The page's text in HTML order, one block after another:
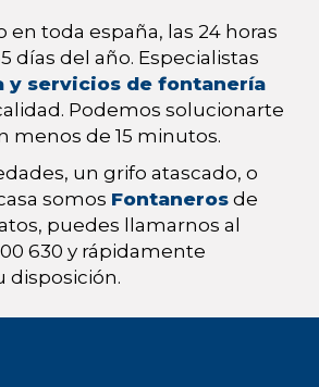
en toda españa, las 24 horas
días del año. Especialistas
y servicios de fontanería
Podemos solucionarte
menos de 15 minutos.
un grifo atascado, o
somos Fontaneros de
puedes llamarnos al
630 y rápidamente
disposición.